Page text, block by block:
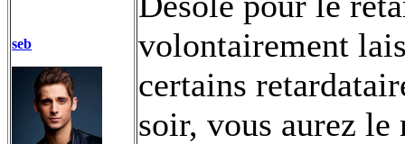
seb
volontairement
certains
soir, vous aurez le